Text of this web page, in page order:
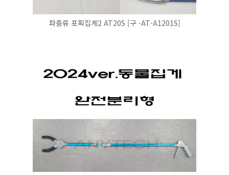
파충류 포획집게2 AT20S [구 -AT-A1201S]